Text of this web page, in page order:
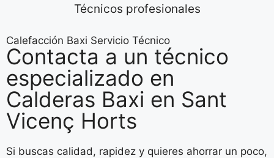
Técnicos profesionales
Calefacción Baxi Servicio Técnico
Contacta a un técnico
especializado en
Calderas Baxi en Sant
Vicenç Horts
Si buscas calidad, rapidez y quieres ahorrar un poco,